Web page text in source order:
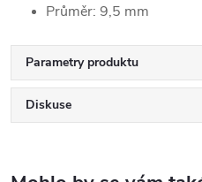
Průměr: 9,5 mm
Parametry produktu
Diskuse